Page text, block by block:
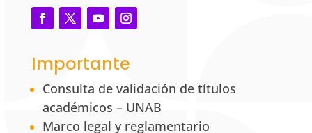
Importante
Consulta de validación de títulos
académicos – UNAB
Marco legal y reglamentario